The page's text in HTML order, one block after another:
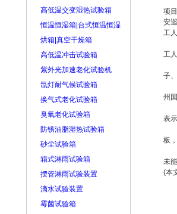
高低温交变湿热试验箱
恒温恒湿箱|台式恒温恒湿
烘箱|真空干燥箱
高低温冲击试验箱
紫外光加速老化试验机
氙灯耐气候试验箱
换气式老化试验箱
臭氧老化试验箱
防锈油脂湿热试验箱
砂尘试验箱
箱式淋雨试验箱
摆管淋雨试验装置
滴水试验装置
霉菌试验箱
项
安
工人
工
子
州
表
板
未
(本